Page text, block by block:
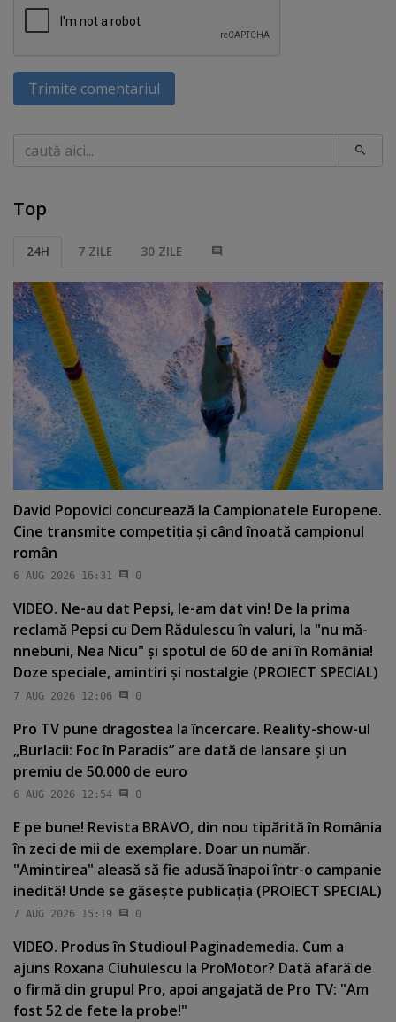
Trimite comentariul
Caută
Top
24H 7 ZILE 30 ZILE
David Popovici concurează la Campionatele Europene.
Cine transmite competiţia şi când înoată campionul
român
6 AUG 2026 16:31 0
VIDEO. Ne-au dat Pepsi, le-am dat vin! De la prima
reclamă Pepsi cu Dem Rădulescu în valuri, la "nu mă-
nnebuni, Nea Nicu" şi spotul de 60 de ani în România!
Doze speciale, amintiri şi nostalgie (PROIECT SPECIAL)
7 AUG 2026 12:06 0
Pro TV pune dragostea la încercare. Reality-show-ul
„Burlacii: Foc în Paradis” are dată de lansare şi un
premiu de 50.000 de euro
6 AUG 2026 12:54 0
E pe bune! Revista BRAVO, din nou tipărită în România
în zeci de mii de exemplare. Doar un număr.
"Amintirea" aleasă să fie adusă înapoi într-o campanie
inedită! Unde se găseşte publicaţia (PROIECT SPECIAL)
7 AUG 2026 15:19 0
VIDEO. Produs în Studioul Paginademedia. Cum a
ajuns Roxana Ciuhulescu la ProMotor? Dată afară de
o firmă din grupul Pro, apoi angajată de Pro TV: "Am
fost 52 de fete la probe!"